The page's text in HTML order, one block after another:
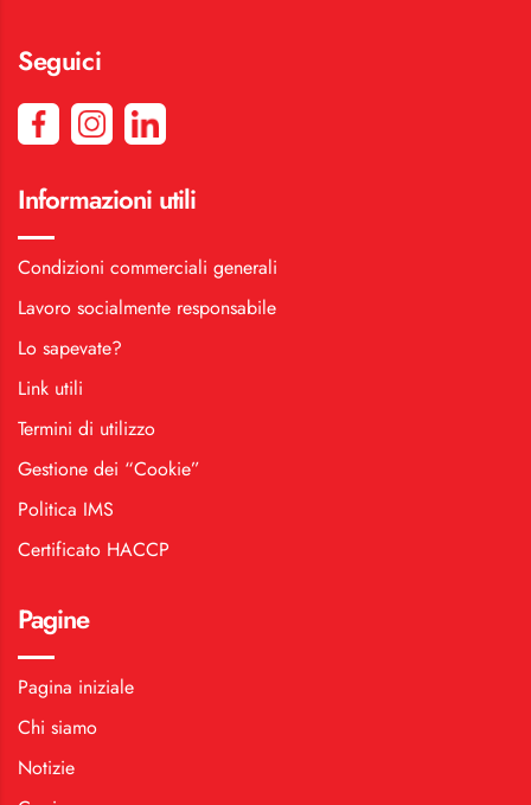
Seguici
Informazioni utili
Condizioni commerciali generali
Lavoro socialmente responsabile
Lo sapevate?
Link utili
Termini di utilizzo
Gestione dei “Cookie”
Politica IMS
Certificato HACCP
Pagine
Pagina iniziale
Chi siamo
Notizie